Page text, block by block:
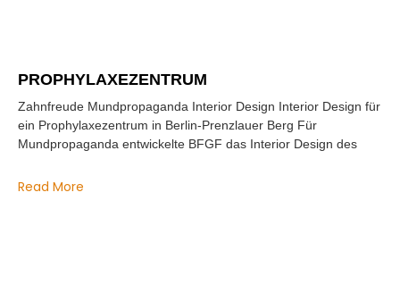
PROPHYLAXEZENTRUM
Zahnfreude Mundpropaganda Interior Design Interior Design für
ein Prophylaxezentrum in Berlin-Prenzlauer Berg Für
Mundpropaganda entwickelte BFGF das Interior Design des
Read More